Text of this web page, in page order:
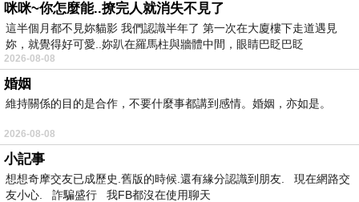
咪咪~你怎麼能..撩完人就消失不見了
這半個月都不見妳貓影 我們認識半年了 第一次在大廈樓下走道遇見
妳，就覺得好可愛..妳趴在羅馬柱與牆體中間，眼睛巴眨巴眨
2026-08-08
婚姻
維持關係的目的是合作，不要什麼事都講到感情。婚姻，亦如是。
2026-08-08
小記事
想想奇摩交友已成歷史.舊版的時候.還有緣分認識到朋友. 現在網路交
友小心. 詐騙盛行 我FB都沒在使用聊天